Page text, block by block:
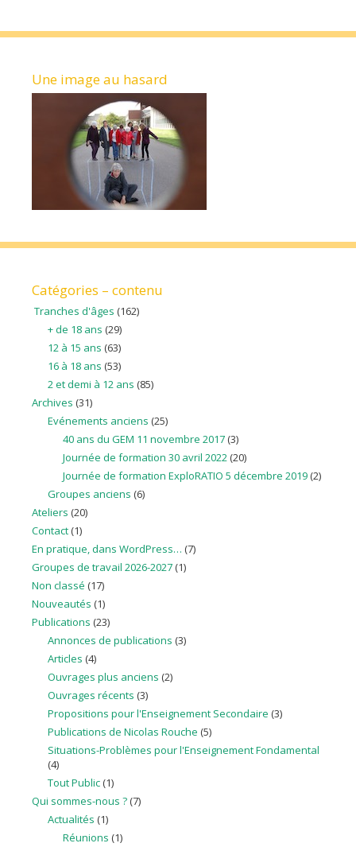
Une image au hasard
Catégories – contenu
Tranches d'âges (162)
+ de 18 ans (29)
12 à 15 ans (63)
16 à 18 ans (53)
2 et demi à 12 ans (85)
Archives (31)
Evénements anciens (25)
40 ans du GEM 11 novembre 2017 (3)
Journée de formation 30 avril 2022 (20)
Journée de formation ExploRATIO 5 décembre 2019 (2)
Groupes anciens (6)
Ateliers (20)
Contact (1)
En pratique, dans WordPress… (7)
Groupes de travail 2026-2027 (1)
Non classé (17)
Nouveautés (1)
Publications (23)
Annonces de publications (3)
Articles (4)
Ouvrages plus anciens (2)
Ouvrages récents (3)
Propositions pour l'Enseignement Secondaire (3)
Publications de Nicolas Rouche (5)
Situations-Problèmes pour l'Enseignement Fondamental
(4)
Tout Public(1)
Qui sommes-nous ? (7)
Actualités (1)
Réunions (1)